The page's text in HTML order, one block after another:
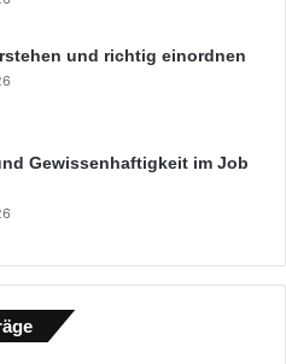
und richtig einordnen
Gewissenhaftigkeit im Job